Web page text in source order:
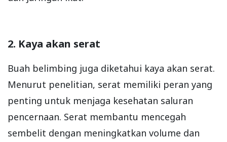
2. Kaya akan serat
Buah belimbing juga diketahui kaya akan serat.
Menurut penelitian, serat memiliki peran yang
penting untuk menjaga kesehatan saluran
pencernaan. Serat membantu mencegah
sembelit dengan meningkatkan volume dan